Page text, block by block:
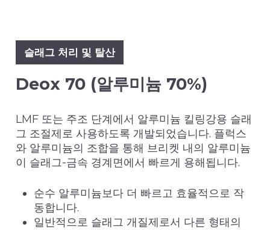
슬래그 처리 및 탈산
Deox 70 (알루미늄 70%)
LMF 또는 주조 단계에서 알루미늄 킬링강용 슬래
그 조절제로 사용하도록 개발되었습니다. 플럭스
와 알루미늄의 조합을 통해 브리켓 내의 알루미늄
이 슬래그-금속 경계면에서 빠르게 용해됩니다.
순수 알루미늄보다 더 빠르고 효율적으로 작
동합니다.
일반적으로 슬래그 개질제로서 다른 형태의